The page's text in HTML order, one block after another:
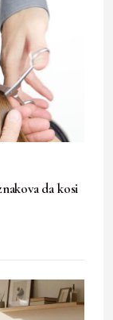
da kosi